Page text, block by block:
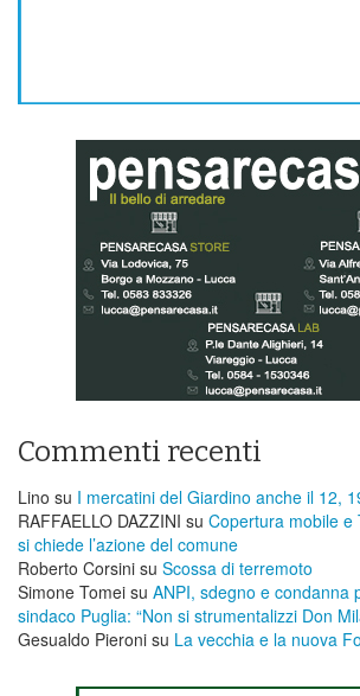
Commenti recenti
Lino su I mercatini del Giardino anche il 12,
RAFFAELLO DAZZINI su ​Copertura mobile e
si chiede l’azione del comune
Roberto Corsini su Scossa di terremoto
Simone Tomei su ANPI, sdegno e condanna
sindaco Puglia: “Non si strumentalizzi Don
Gesualdo Pieroni su La vecchia e la nuova